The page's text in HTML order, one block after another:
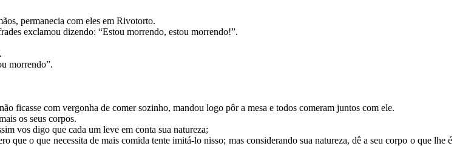
permanecia com eles em Rivotorto.
exclamou dizendo: “Estou morrendo, estou morrendo!”.
morrendo”.
ficasse com vergonha de comer sozinho, mandou logo pôr a mesa e todos comeram juntos com ele.
os seus corpos.
vos digo que cada um leve em conta sua natureza;
que o que necessita de mais comida tente imitá-lo nisso; mas considerando sua natureza, dê a seu corpo o que lhe é